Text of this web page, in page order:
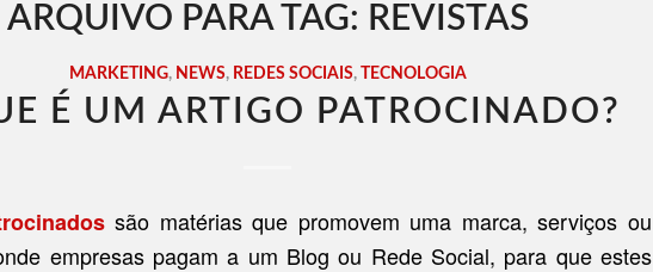
ARQUIVO PARA TAG: REVISTAS
MARKETING, NEWS, REDES SOCIAIS, TECNOLOGIA
É UM ARTIGO PATROCINADO?
são matérias que promovem uma marca, serviços ou
empresas pagam a um Blog ou Rede Social, para que estes